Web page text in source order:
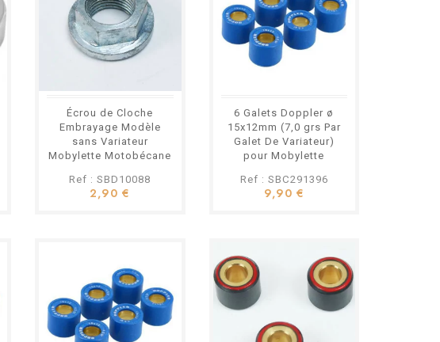
Écrou de Cloche
Embrayage Modèle
sans Variateur
Mobylette Motobécane
Ref : SBD10088
2,90 €
6 Galets Doppler ø
15x12mm (7,0 grs Par
Galet De Variateur)
pour Mobylette
Ref : SBC291396
9,90 €